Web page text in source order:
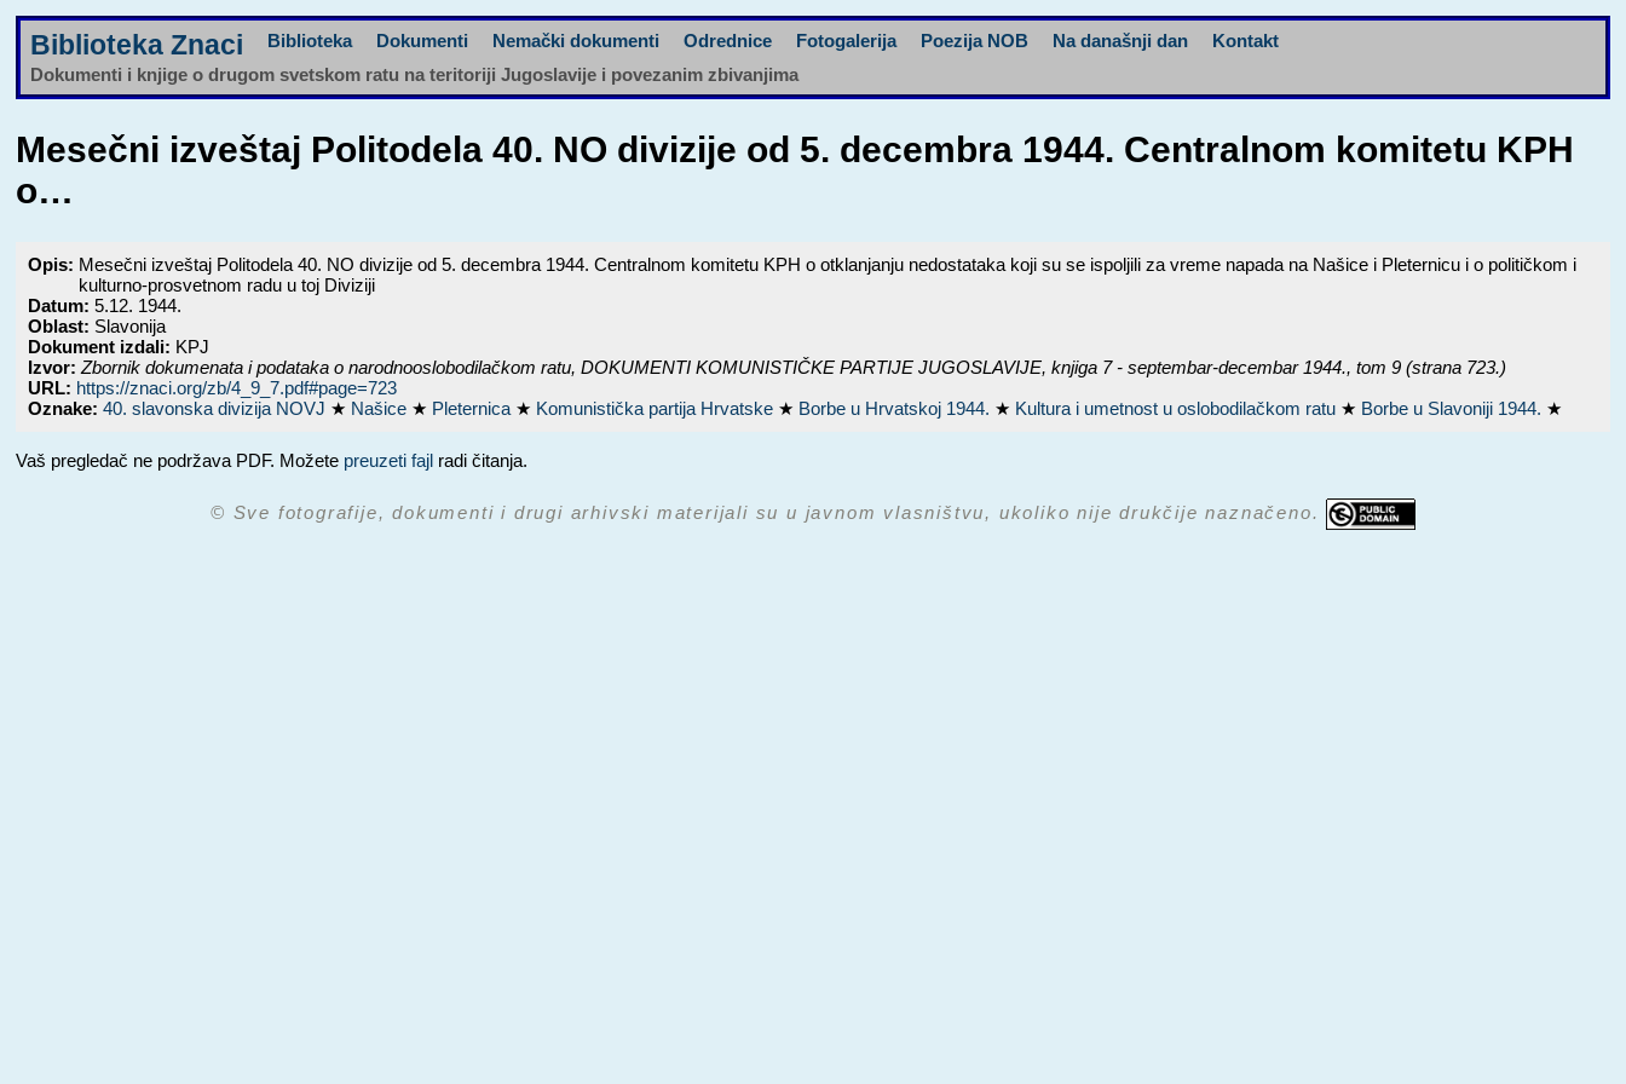
Biblioteka Znaci Biblioteka Dokumenti Nemački dokumenti Odrednice Fotogalerija Poezija NOB Na današnji dan
Kontakt
Dokumenti i knjige o drugom svetskom ratu na teritoriji Jugoslavije i povezanim zbivanjima
Mesečni izveštaj Politodela 40. NO divizije od 5. decembra 1944. Centralnom komitetu KPH
o…
Opis: Mesečni izveštaj Politodela 40. NO divizije od 5. decembra 1944. Centralnom komitetu KPH o otklanjanju nedostataka koji su se ispoljili za vreme napada na Našice i Pleternicu i o političkom i
kulturno-prosvetnom radu u toj Diviziji
Datum:5.12. 1944.
Oblast: Slavonija
Dokument izdali: KPJ
Izvor: Zbornik dokumenata i podataka o narodnooslobodilačkom ratu,DOKUMENTI KOMUNISTIČKE PARTIJE JUGOSLAVIJE, knjiga 7 - septembar-decembar 1944., tom 9 (strana 723.)
URL: https://znaci.org/zb/4_9_7.pdf#page=723
Oznake:40. slavonska divizija NOVJ ★ Našice ★ Pleternica ★ Komunistička partija Hrvatske ★ Borbe u Hrvatskoj 1944. ★ Kultura i umetnost u oslobodilačkom ratu ★ Borbe u Slavoniji 1944. ★
Vaš pregledač ne podržava PDF. Možete preuzeti fajl radi čitanja.
© Sve fotografije, dokumenti i drugi arhivski materijali su u javnom vlasništvu, ukoliko nije drukčije naznačeno.